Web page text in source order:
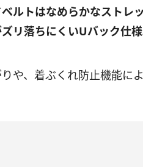
ルトはなめらかなストレ
リ落ちにくいUバック仕様
や、着ぶくれ防止機能に